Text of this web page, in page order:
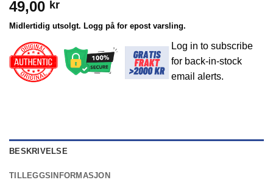
49,00 kr
Midlertidig utsolgt. Logg på for epost varsling.
Log in to subscribe
for back-in-stock
email alerts.
BESKRIVELSE
TILLEGGSINFORMASJON